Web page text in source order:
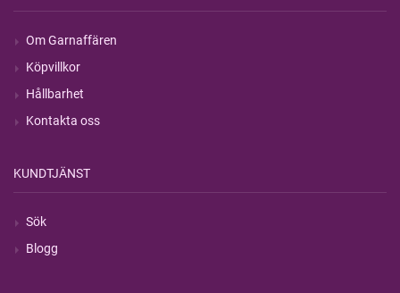
Om Garnaffären
Köpvillkor
Hållbarhet
Kontakta oss
KUNDTJÄNST
Sök
Blogg